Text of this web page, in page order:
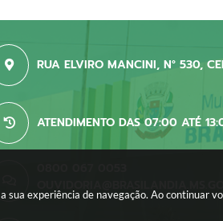
experiência de navegação. Ao continuar
RUA ELVIRO MANCINI, N° 530,
ATENDIMENTO DAS 07:00 ATÉ